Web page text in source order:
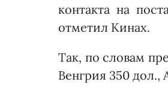
контакта на
отметил Кинах.
Так, по словам
Венгрия 350 дол.,